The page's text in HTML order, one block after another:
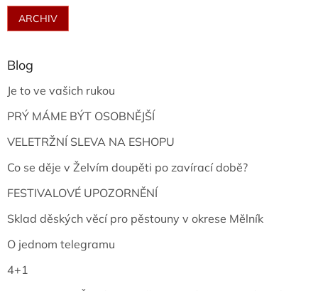
ARCHIV
Blog
Je to ve vašich rukou
PRÝ MÁME BÝT OSOBNĚJŠÍ
VELETRŽNÍ SLEVA NA ESHOPU
Co se děje v Želvím doupěti po zavírací době?
FESTIVALOVÉ UPOZORNĚNÍ
Sklad děských věcí pro pěstouny v okrese Mělník
O jednom telegramu
4+1